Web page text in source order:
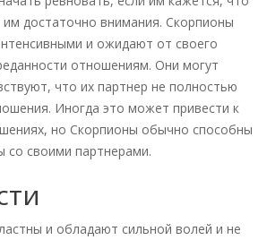
им достаточно внимания. Скорпионы
и ожидают от своего
отношениям. Они могут
что их партнер не полностью
Иногда это может привести к
но Скорпионы обычно способны
со своими партнерами.
и обладают сильной волей и не